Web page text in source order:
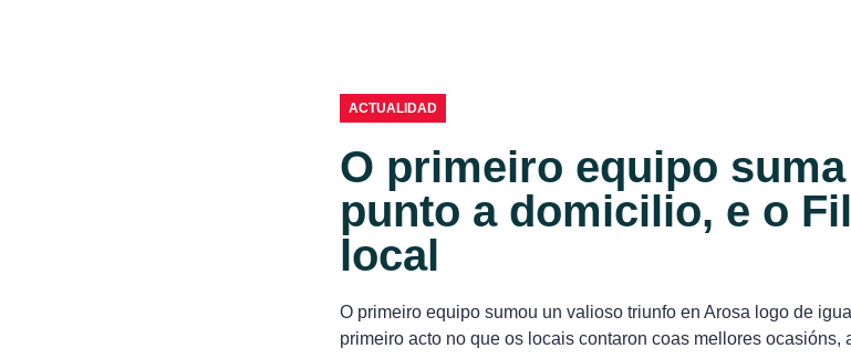
ACTUALIDAD
O primeiro equipo
punto a domicilio, e o
local
O primeiro equipo sumou un valioso triunfo en Arosa logo de
primeiro acto no que os locais contaron coas mellores ocasións,